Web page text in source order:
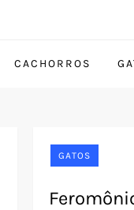
CACHORROS
GATOS